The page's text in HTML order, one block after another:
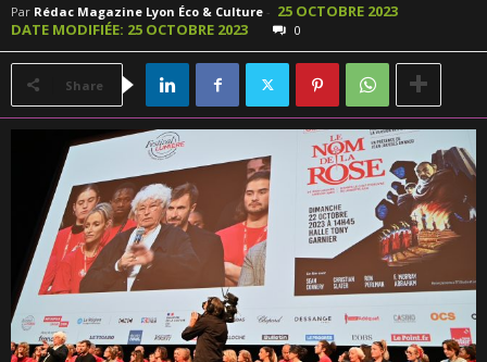
Par Rédac Magazine Lyon Éco & Culture - 25 OCTOBRE 2023
DATE MODIFIÉE: 25 OCTOBRE 2023
0
Share